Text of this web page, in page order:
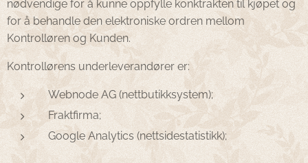
nødvendige for å kunne oppfylle konktrakten til kjøpet og
for å behandle den elektroniske ordren mellom
Kontrolløren og Kunden.
Kontrollørens underleverandører er:
Webnode AG (nettbutikksystem);
Fraktfirma;
Google Analytics (nettsidestatistikk);